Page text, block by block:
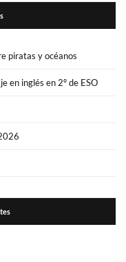
piratas y océanos
en inglés en 2º de ESO